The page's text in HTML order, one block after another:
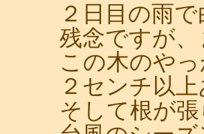
２日目の雨
残念ですが
この木のや
２センチ以
そして根が